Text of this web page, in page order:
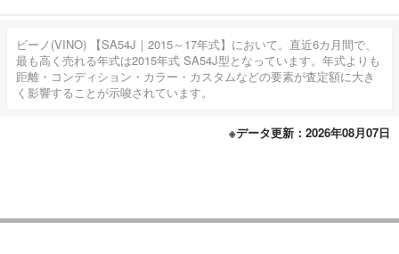
ビーノ(VINO) 【SA54J｜2015～17年式】において。直近6カ月間で、
最も高く売れる年式は2015年式 SA54J型となっています。年式よりも
距離・コンディション・カラー・カスタムなどの要素が査定額に大き
く影響することが示唆されています。
※データ更新：2026年08月07日